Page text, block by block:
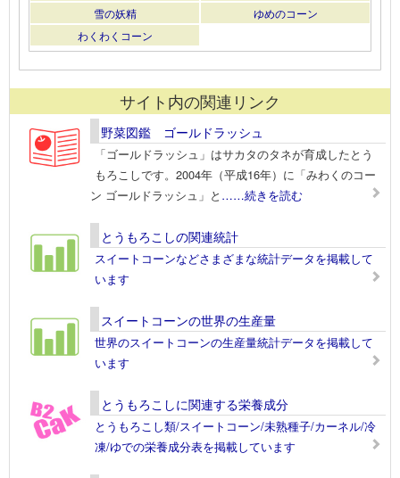
雪の妖精
ゆめのコーン
わくわくコーン
サイト内の関連リンク
野菜図鑑 ゴールドラッシュ
「ゴールドラッシュ」はサカタのタネが育成したとう
もろこしです。2004年（平成16年）に「みわくのコー
ン ゴールドラッシュ」と ……続きを読む
とうもろこしの関連統計
スイートコーンなどさまざまな統計データを掲載して
います
スイートコーンの世界の生産量
世界のスイートコーンの生産量統計データを掲載して
います
とうもろこしに関連する栄養成分
とうもろこし類/スイートコーン/未熟種子/カーネル/冷
凍/ゆでの栄養成分表を掲載しています